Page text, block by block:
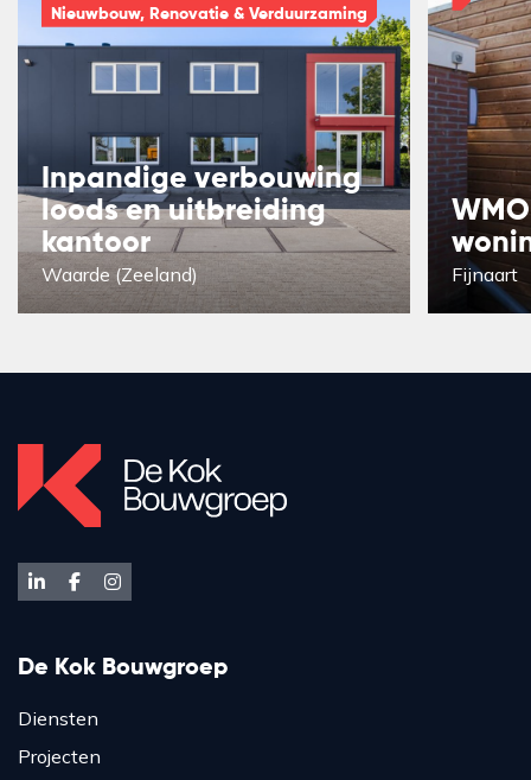
Nieuwbouw, Renovatie & Verduurzaming
Inpandige verbouwing
loods en uitbreiding
kantoor
Waarde (Zeeland) Fijnaart
De Kok Bouwgroep
Diensten
Projecten